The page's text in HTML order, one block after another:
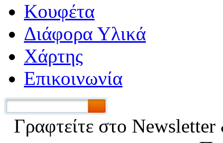
Κουφέτα
Διάφορα Υλικά
Χάρτης
Επικοινωνία
Γραφτείτε στο Νewsletter